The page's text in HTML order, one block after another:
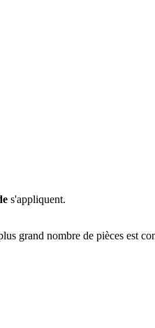
s'appliquent.
grand nombre de pièces est